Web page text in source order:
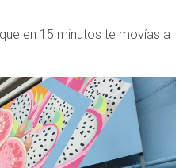
en 15 minutos te movías a